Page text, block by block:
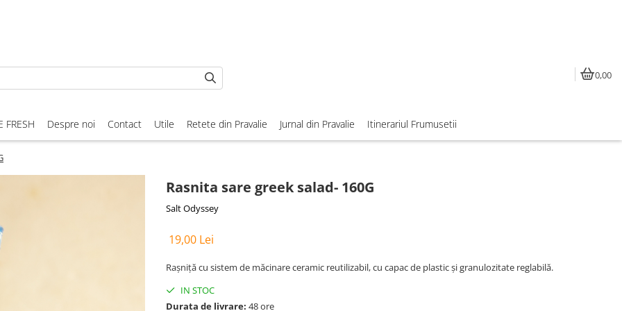
0,00
FRESH Despre noi Contact Utile Retete din Pravalie Jurnal din Pravalie Itinerariul Frumusetii
Rasnita sare greek salad- 160G
Salt Odyssey
19,00 Lei
Rașniță cu sistem de măcinare ceramic reutilizabil, cu capac de plastic și granulozitate reglabilă.
IN STOC
Durata de livrare: 48 ore